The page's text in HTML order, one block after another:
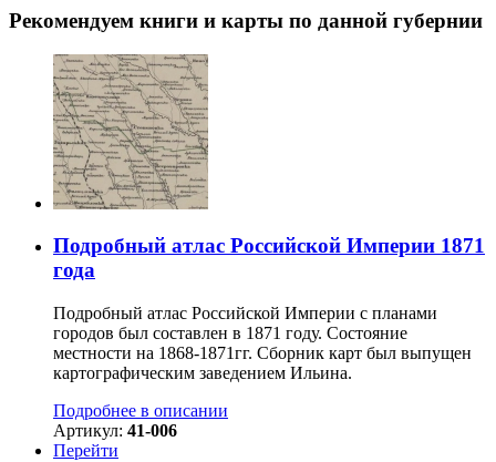
Рекомендуем книги и карты по данной губернии
Подробный атлас Российской Империи 1871
года
Подробный атлас Российской Империи с планами
городов был составлен в 1871 году. Состояние
местности на 1868-1871гг. Сборник карт был выпущен
картографическим заведением Ильина.
Подробнее в описании
Артикул: 41-006
Перейти